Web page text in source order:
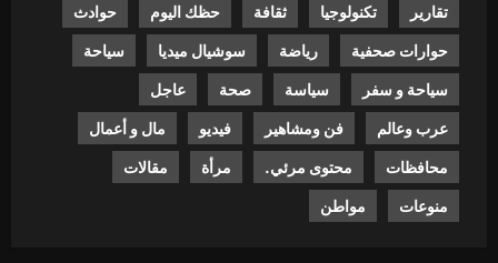
تقارير تكنولوجيا ثقافة حظك اليوم حوادث
حوارات صحفية رياضة سوشيال ميديا سياحة
سياحة و سفر سياسة صحة عاجل
عرب وعالم فن ومشاهير فيديو مال و أعمال
محافظات محتوى مرئي. مرأة مقالات
منوعات مواطن